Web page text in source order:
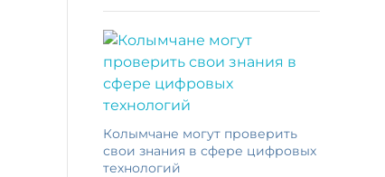
Колымчане могут проверить
свои знания в сфере цифровых
технологий